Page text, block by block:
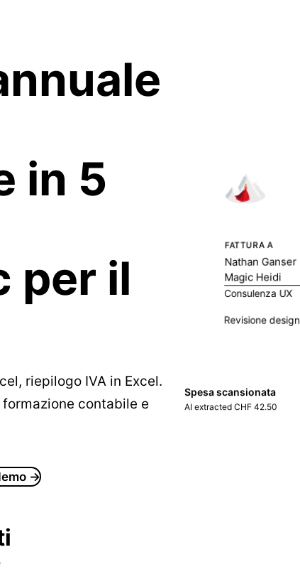
in 5
per il
riepilogo IVA in Excel.
contabile e
→
FATTURA A
Nathan Ganser
Magic Heidi
Consulenza UX
Revisione design
Spesa scansionata
AI extracted CHF 42.50